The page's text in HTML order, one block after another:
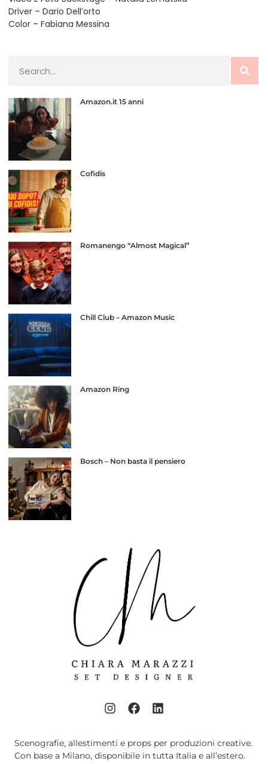
Driver – Dario Dell’orto
Color – Fabiana Messina
Amazon.it 15 anni
Cofidis
Romanengo “Almost Magical”
Chill Club – Amazon Music
Amazon Ring
Bosch – Non basta il pensiero
Scenografie, allestimenti e props per produzioni creative.
Con base a Milano, disponibile in tutta Italia e all’estero.